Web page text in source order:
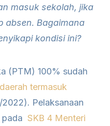
masuk sekolah, jika
absen. Bagaimana
kondisi ini?
(PTM) 100% sudah
termasuk
2022). Pelaksanaan
pada SKB 4 Menteri